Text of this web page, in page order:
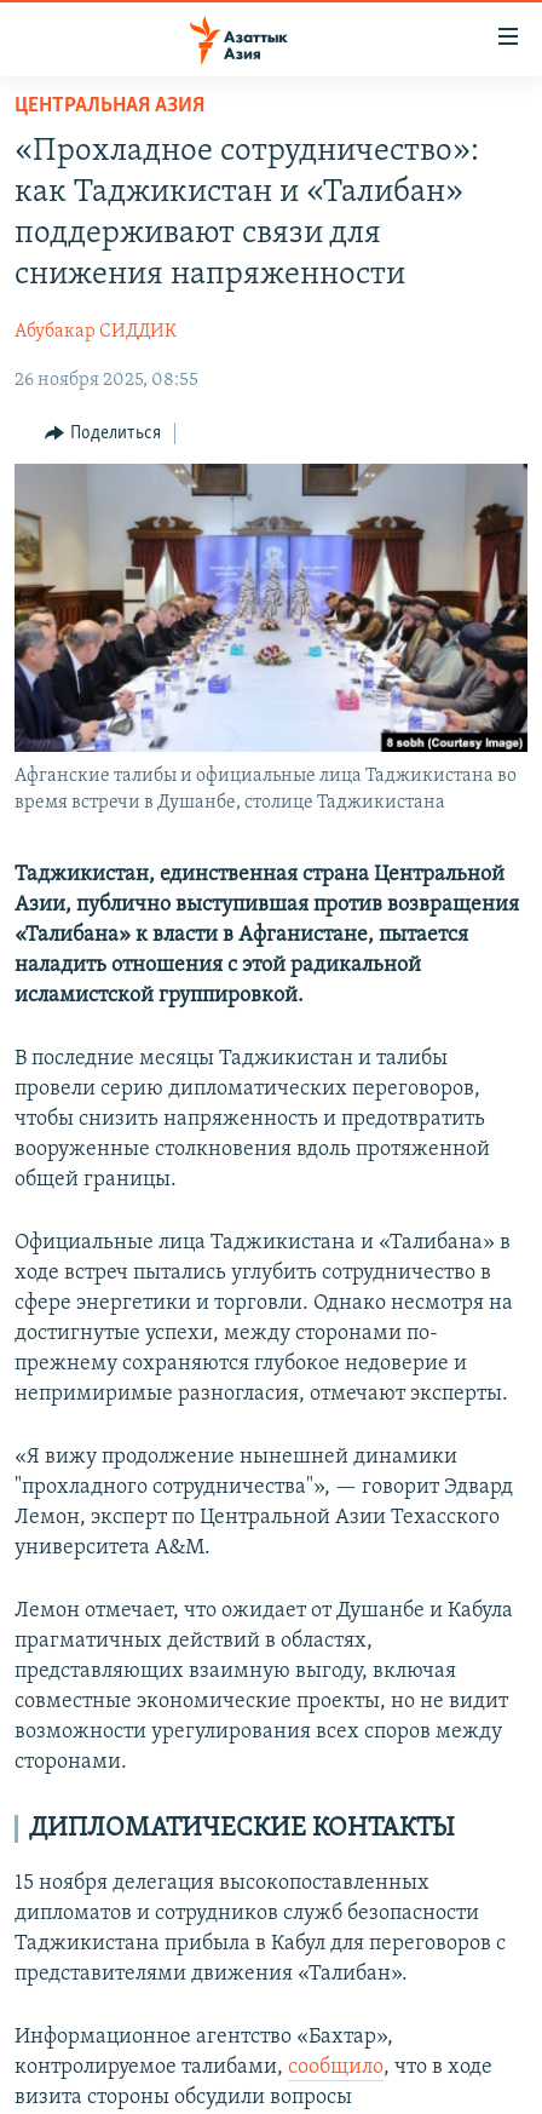
Вернуться
основному
содержанию
главной
Вернутся
КАЗАХСТАН
НОВОСТИ
КЫРГЫЗЧА
ЎЗБЕКЧА
ТОҶИКӢ
ПОДПИШИТЕСЬ НА НАС В СОЦСЕТЯХ
Все сайты РСЕ/РС
ЦЕНТРАЛЬНАЯ АЗИЯ
«Прохладное сотрудничество»:
как Таджикистан и «Талибан»
поддерживают связи для
снижения напряженности
Абубакар СИДДИК
26 ноября 2025, 08:55
Поделиться
Афганские талибы и официальные лица Таджикистана во
время встречи в Душанбе, столице Таджикистана
Таджикистан, единственная страна Центральной
Азии, публично выступившая против возвращения
«Талибана» к власти в Афганистане, пытается
наладить отношения с этой радикальной
исламистской группировкой.
В последние месяцы Таджикистан и талибы
провели серию дипломатических переговоров,
чтобы снизить напряженность и предотвратить
вооруженные столкновения вдоль протяженной
общей границы.
Официальные лица Таджикистана и «Талибана» в
ходе встреч пытались углубить сотрудничество в
сфере энергетики и торговли. Однако несмотря на
достигнутые успехи, между сторонами по-
прежнему сохраняются глубокое недоверие и
непримиримые разногласия, отмечают эксперты.
«Я вижу продолжение нынешней динамики
"прохладного сотрудничества"», — говорит Эдвард
Лемон, эксперт по Центральной Азии Техасского
университета A&M.
Лемон отмечает, что ожидает от Душанбе и Кабула
прагматичных действий в областях,
представляющих взаимную выгоду, включая
совместные экономические проекты, но не видит
возможности урегулирования всех споров между
сторонами.
ДИПЛОМАТИЧЕСКИЕ КОНТАКТЫ
15 ноября делегация высокопоставленных
дипломатов и сотрудников служб безопасности
Таджикистана прибыла в Кабул для переговоров с
представителями движения «Талибан».
Информационное агентство «Бахтар»,
контролируемое талибами, сообщило, что в ходе
визита стороны обсудили вопросы